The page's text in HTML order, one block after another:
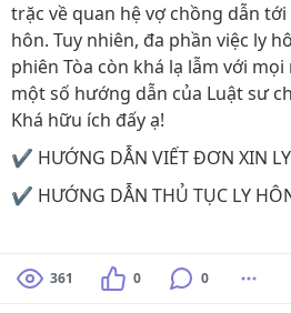
trặc về quan hệ vợ chồng dẫn
hôn. Tuy nhiên, đa phần việc ly
phiên Tòa còn khá lạ lẫm với
một số hướng dẫn của Luật sư
Khá hữu ích đấy ạ!
✔️ HƯỚNG DẪN VIẾT ĐƠN XIN
✔️ HƯỚNG DẪN THỦ TỤC LY
361 0 0